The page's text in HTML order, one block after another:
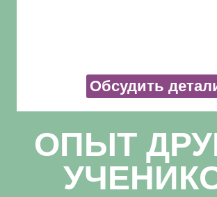
Обсудить
ОПЫТ